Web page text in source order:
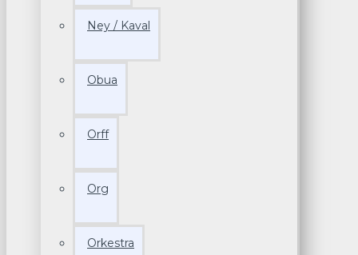
Ney / Kaval
Obua
Orff
Org
Orkestra